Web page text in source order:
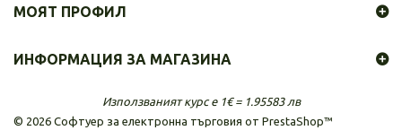
© 2026 Софтуер за електронна търговия от PrestaShop™
МОЯТ ПРОФИЛ
ИНФОРМАЦИЯ ЗА МАГАЗИНА
Използваният курс е 1€ = 1.95583 лв